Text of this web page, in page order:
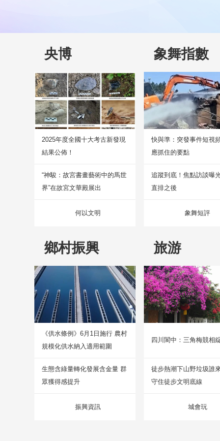
央博
2025年度全國十大考古新發現
結果公佈！
“神駿：故宮書畫藝術中的馬世
界”在故宮文華殿展出
何以文明
象舞指數
快與準：突發事件短視
應抓住的要點
追蹤到底！焦點訪談曝
直排之後
象舞短評
鄉村振興
《供水條例》6月1日施行 農村
規模化供水納入適用範圍
生態含綠量轉化發展含金量 群
眾獲得感提升
振興資訊
旅游
四川閬中：三角梅競相
徒步熱潮下山野垃圾誰
守住徒步文明底線
城會玩